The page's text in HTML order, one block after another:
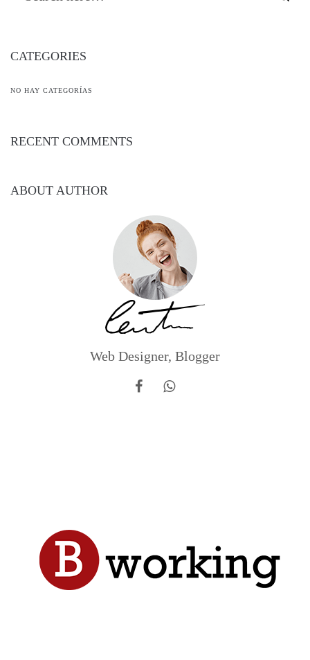
CATEGORIES
NO HAY CATEGORÍAS
RECENT COMMENTS
ABOUT AUTHOR
Web Designer, Blogger